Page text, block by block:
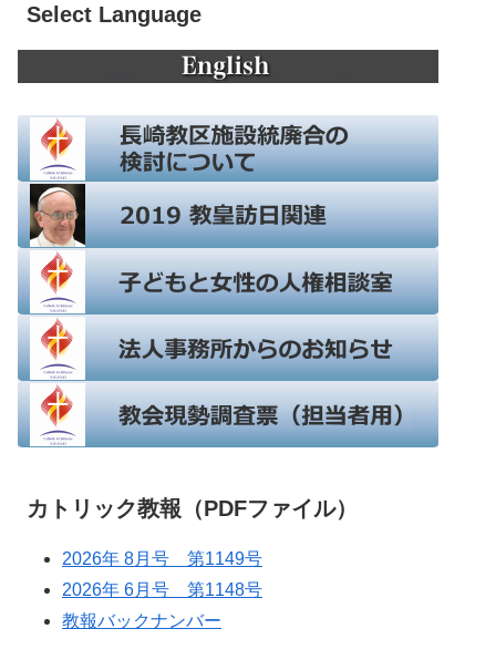
Select Language
カトリック教報（PDFファイル）
2026年 8月号 第1149号
2026年 6月号 第1148号
教報バックナンバー